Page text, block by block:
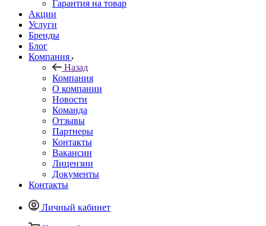
Гарантия на товар
Акции
Услуги
Бренды
Блог
Компания
Назад
Компания
О компании
Новости
Команда
Отзывы
Партнеры
Контакты
Вакансии
Лицензии
Документы
Контакты
Личный кабинет